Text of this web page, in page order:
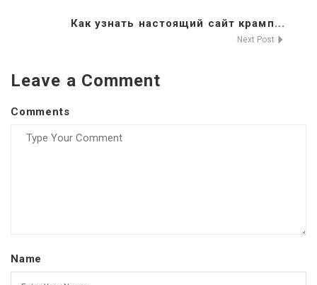
Как узнать настоящий сайт крамп...
Next Post
Leave a Comment
Comments
Name